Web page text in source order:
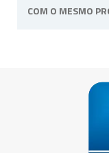
prazos
COM O MESMO
sintomas